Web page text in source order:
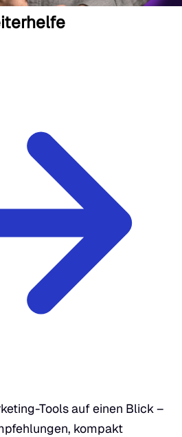
Tools auf einen Blick –
kompakt